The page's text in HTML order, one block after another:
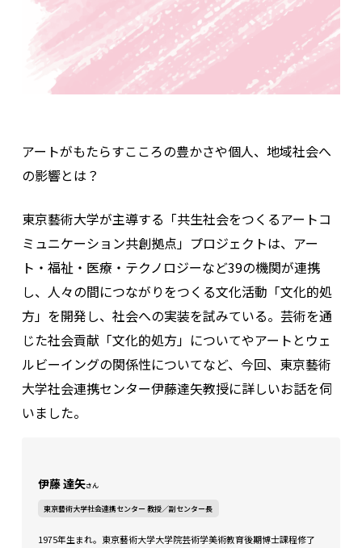
アートがもたらすこころの豊かさや個人、地域社会へ
の影響とは？
東京藝術大学が主導する「共生社会をつくるアートコ
ミュニケーション共創拠点」プロジェクトは、アー
ト・福祉・医療・テクノロジーなど39の機関が連携
し、人々の間につながりをつくる文化活動「文化的処
方」を開発し、社会への実装を試みている。芸術を通
じた社会貢献「文化的処方」についてやアートとウェ
ルビーイングの関係性についてなど、今回、東京藝術
大学社会連携センター伊藤達矢教授に詳しいお話を伺
いました。
伊藤 達矢さん
東京藝術大学社会連携センター 教授／副センター長
1975年生まれ。東京藝術大学大学院芸術学美術教育後期博士課程修了